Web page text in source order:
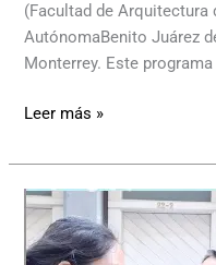
(Facultad de Arquitectura
AutónomaBenito Juárez
Monterrey. Este programa
Leer más »
Memoria
2025
Asociación